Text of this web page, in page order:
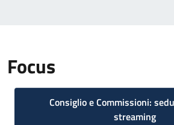
Focus
Consiglio e Commissioni:
streaming